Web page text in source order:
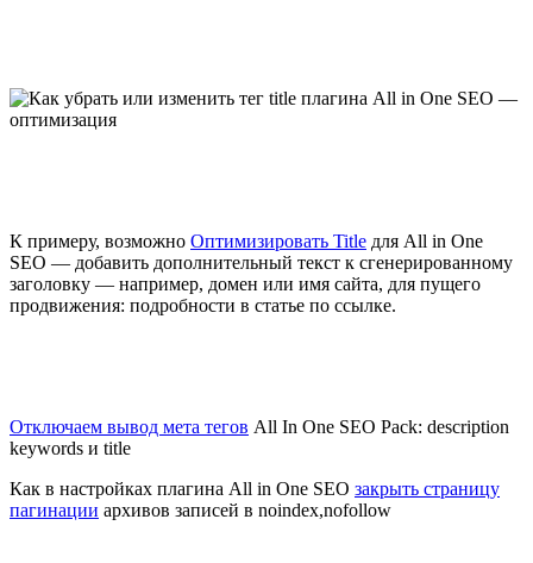
К примеру, возможно Оптимизировать Title для All in One
SEO — добавить дополнительный текст к сгенерированному
заголовку — например, домен или имя сайта, для пущего
продвижения: подробности в статье по ссылке.
Отключаем вывод мета тегов All In One SEO Pack: description
keywords и title
Как в настройках плагина All in One SEO закрыть страницу
пагинации архивов записей в noindex,nofollow